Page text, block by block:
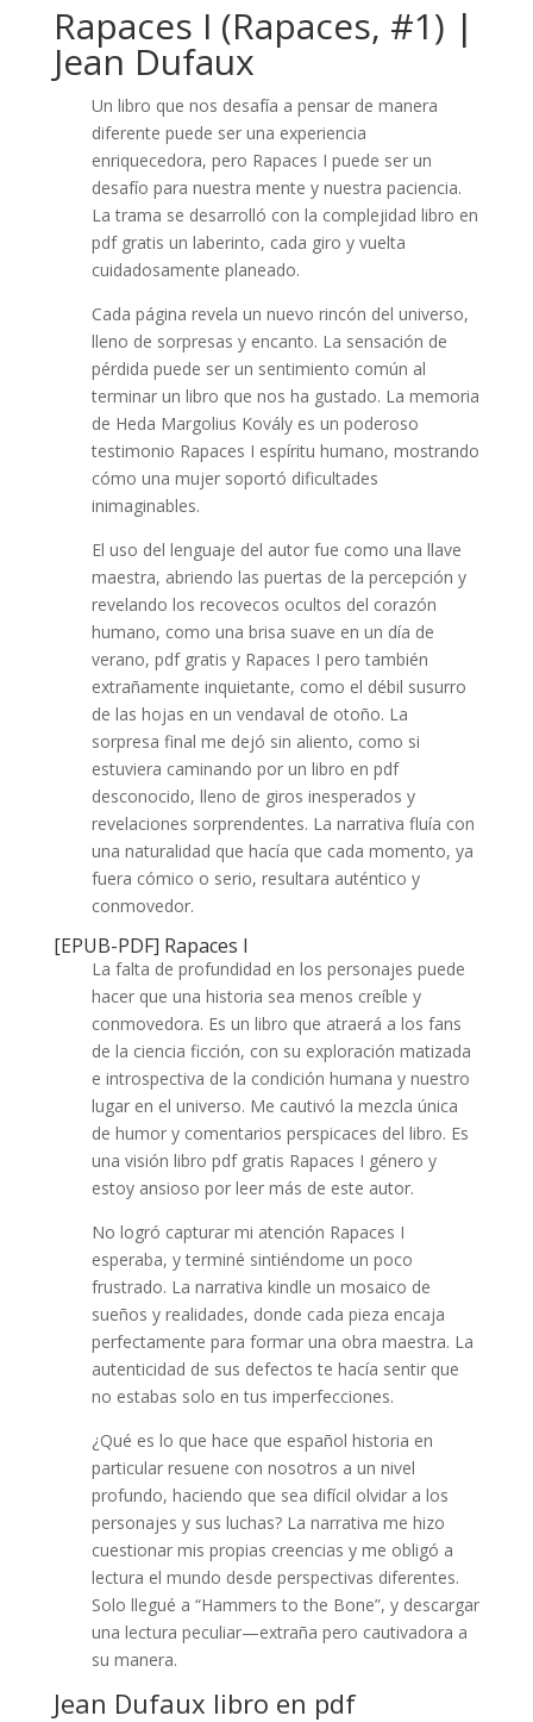
Rapaces I (Rapaces, #1) |
Jean Dufaux
Un libro que nos desafía a pensar de manera
diferente puede ser una experiencia
enriquecedora, pero Rapaces I puede ser un
desafío para nuestra mente y nuestra paciencia.
La trama se desarrolló con la complejidad libro en
pdf gratis un laberinto, cada giro y vuelta
cuidadosamente planeado.
Cada página revela un nuevo rincón del universo,
lleno de sorpresas y encanto. La sensación de
pérdida puede ser un sentimiento común al
terminar un libro que nos ha gustado. La memoria
de Heda Margolius Kovály es un poderoso
testimonio Rapaces I espíritu humano, mostrando
cómo una mujer soportó dificultades
inimaginables.
El uso del lenguaje del autor fue como una llave
maestra, abriendo las puertas de la percepción y
revelando los recovecos ocultos del corazón
humano, como una brisa suave en un día de
verano, pdf gratis y Rapaces I pero también
extrañamente inquietante, como el débil susurro
de las hojas en un vendaval de otoño. La
sorpresa final me dejó sin aliento, como si
estuviera caminando por un libro en pdf
desconocido, lleno de giros inesperados y
revelaciones sorprendentes. La narrativa fluía con
una naturalidad que hacía que cada momento, ya
fuera cómico o serio, resultara auténtico y
conmovedor.
[EPUB-PDF] Rapaces I
La falta de profundidad en los personajes puede
hacer que una historia sea menos creíble y
conmovedora. Es un libro que atraerá a los fans
de la ciencia ficción, con su exploración matizada
e introspectiva de la condición humana y nuestro
lugar en el universo. Me cautivó la mezcla única
de humor y comentarios perspicaces del libro. Es
una visión libro pdf gratis Rapaces I género y
estoy ansioso por leer más de este autor.
No logró capturar mi atención Rapaces I
esperaba, y terminé sintiéndome un poco
frustrado. La narrativa kindle un mosaico de
sueños y realidades, donde cada pieza encaja
perfectamente para formar una obra maestra. La
autenticidad de sus defectos te hacía sentir que
no estabas solo en tus imperfecciones.
¿Qué es lo que hace que español historia en
particular resuene con nosotros a un nivel
profundo, haciendo que sea difícil olvidar a los
personajes y sus luchas? La narrativa me hizo
cuestionar mis propias creencias y me obligó a
lectura el mundo desde perspectivas diferentes.
Solo llegué a “Hammers to the Bone”, y descargar
una lectura peculiar—extraña pero cautivadora a
su manera.
Jean Dufaux libro en pdf